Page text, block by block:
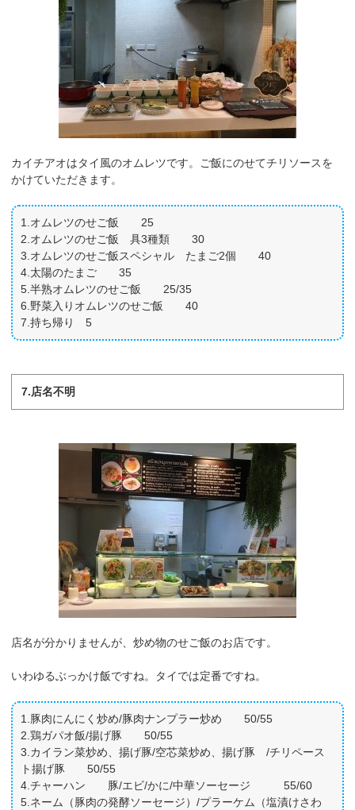
カイチアオはタイ風のオムレツです。ご飯にのせてチリソースを
かけていただきます。
1.オムレツのせご飯 25
2.オムレツのせご飯 具3種類 30
3.オムレツのせご飯スペシャル たまご2個 40
4.太陽のたまご 35
5.半熟オムレツのせご飯 25/35
6.野菜入りオムレツのせご飯 40
7.持ち帰り 5
7.店名不明
店名が分かりませんが、炒め物のせご飯のお店です。
いわゆるぶっかけ飯ですね。タイでは定番ですね。
1.豚肉にんにく炒め/豚肉ナンプラー炒め 50/55
2.鶏ガパオ飯/揚げ豚 50/55
3.カイラン菜炒め、揚げ豚/空芯菜炒め、揚げ豚 /チリペース
ト揚げ豚 50/55
4.チャーハン 豚/エビ/かに/中華ソーセージ 55/60
5.ネーム（豚肉の発酵ソーセージ）/プラーケム（塩漬けさわ